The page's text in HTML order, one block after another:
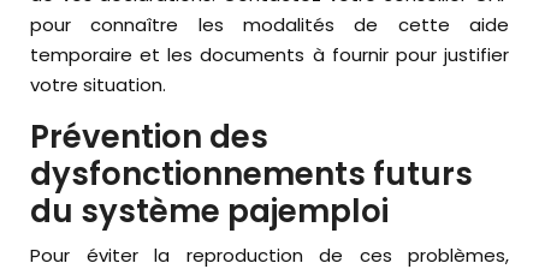
pour connaître les modalités de cette aide
temporaire et les documents à fournir pour justifier
votre situation.
Prévention des
dysfonctionnements futurs
du système pajemploi
Pour éviter la reproduction de ces problèmes,